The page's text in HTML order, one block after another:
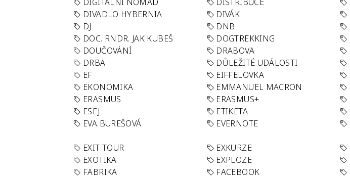
DIVADLO HYBERNIA
DIVÁK
DJ
DNB
DOC. RNDR. JAK KUBEŠ
DOGTREKKING
DOUČOVÁNÍ
DRABOVA
DRBA
DŮLEŽITÉ UDÁLOSTI
EF
EIFFELOVKA
EKONOMIKA
EMMANUEL MACRON
ERASMUS
ERASMUS+
ESEJ
ETIKETA
EVA BUREŠOVÁ
EVERNOTE
EXIT TOUR
EXKURZE
EXOTIKA
EXPLOZE
FABRIKA
FACEBOOK